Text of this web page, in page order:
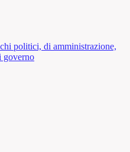
politici, di amministrazione,
governo